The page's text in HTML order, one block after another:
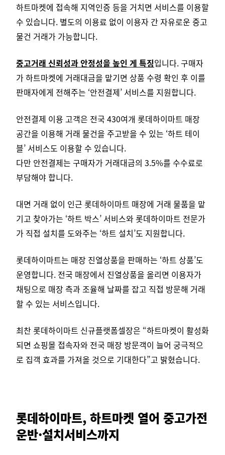
하트마켓에 접속해 지역인증 등을 거치면 서비스를 이용할
수 있습니다. 별도의 이용료 없이 이용자 간 자유로운 중고
물건 거래가 가능합니다.
중고거래 신뢰성과 안정성을 높인 게 특징입니다. 구매자
가 하트마켓에 거래대금을 맡기면 상품 수령 확인 후 이를
판매자에게 전해주는 ‘안전결제’ 서비스를 지원합니다.
안전결제 이용 고객은 전국 430여개 롯데하이마트 매장
공간을 이용해 거래 물건을 주고받을 수 있는 ‘하트 테이
블’ 서비스도 이용할 수 있습니다.
다만 안전결제는 구매자가 거래대금의 3.5%를 수수료로
부담해야 합니다.
대면 거래 없이 인근 롯데하이마트 매장에 거래 물품을 맡
기고 찾아가는 ‘하트 박스’ 서비스와 롯데하이마트 전문가
가 직접 설치를 도와주는 ‘하트 설치’도 지원합니다.
롯데하이마트는 매장 진열상품을 판매하는 ‘하트 상품’도
운영합니다. 전국 매장에서 진열상품을 올리면 이용자가
채팅으로 매장 측과 조율해 날짜를 잡고 직접 방문해 거래
할 수 있는 서비스입니다.
최찬 롯데하이마트 신규플랫폼셀장은 “하트마켓이 활성화
되면 쇼핑몰 접속자와 전국 매장 방문객이 늘어 궁극적으
로 집객 효과를 가져올 것으로 기대한다”고 밝혔습니다.
롯데하이마트, 하트마켓 열어 중고가전
운반·설치서비스까지